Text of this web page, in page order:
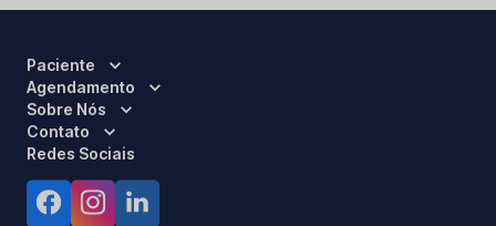
Paciente
Agendamento
Sobre Nós
Contato
Redes Sociais